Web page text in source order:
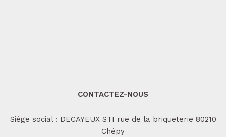
CONTACTEZ-NOUS
Siège social : DECAYEUX STI rue de la briqueterie 80210
Chépy